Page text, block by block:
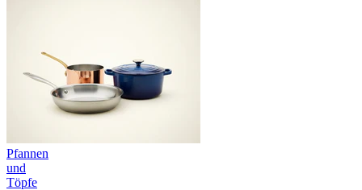
Pfannen
und
Töpfe